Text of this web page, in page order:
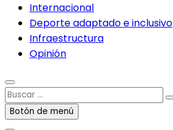
Internacional
Deporte adaptado e inclusivo
Infraestructura
Opinión
Buscar
…Botón de menú